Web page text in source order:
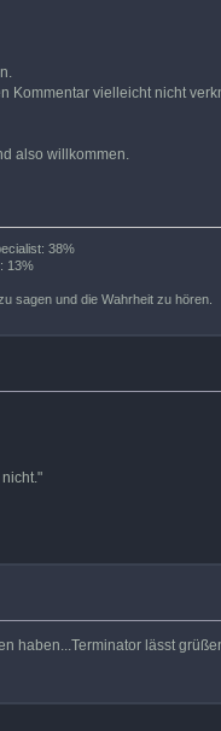
Kommentar vielleicht nicht
also willkommen.
38%
13%
sagen und die Wahrheit zu hören.
haben...Terminator lässt